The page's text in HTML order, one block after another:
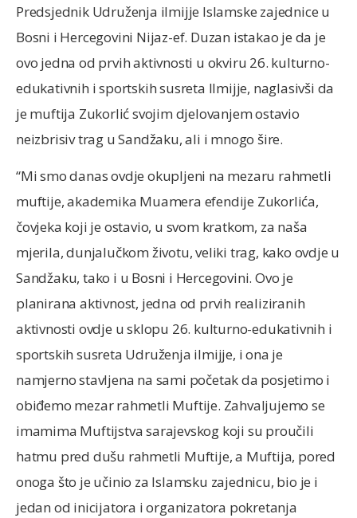
Predsjednik Udruženja ilmijje Islamske zajednice u
Bosni i Hercegovini Nijaz-ef. Duzan istakao je da je
ovo jedna od prvih aktivnosti u okviru 26. kulturno-
edukativnih i sportskih susreta Ilmijje, naglasivši da
je muftija Zukorlić svojim djelovanjem ostavio
neizbrisiv trag u Sandžaku, ali i mnogo šire.
“Mi smo danas ovdje okupljeni na mezaru rahmetli
muftije, akademika Muamera efendije Zukorlića,
čovjeka koji je ostavio, u svom kratkom, za naša
mjerila, dunjalučkom životu, veliki trag, kako ovdje u
Sandžaku, tako i u Bosni i Hercegovini. Ovo je
planirana aktivnost, jedna od prvih realiziranih
aktivnosti ovdje u sklopu 26. kulturno-edukativnih i
sportskih susreta Udruženja ilmijje, i ona je
namjerno stavljena na sami početak da posjetimo i
obiđemo mezar rahmetli Muftije. Zahvaljujemo se
imamima Muftijstva sarajevskog koji su proučili
hatmu pred dušu rahmetli Muftije, a Muftija, pored
onoga što je učinio za Islamsku zajednicu, bio je i
jedan od inicijatora i organizatora pokretanja